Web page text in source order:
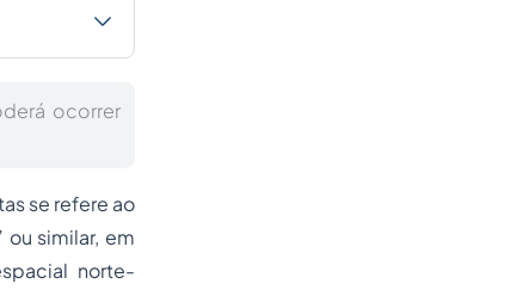
ocorrer
se refere ao
ou similar, em
norte-